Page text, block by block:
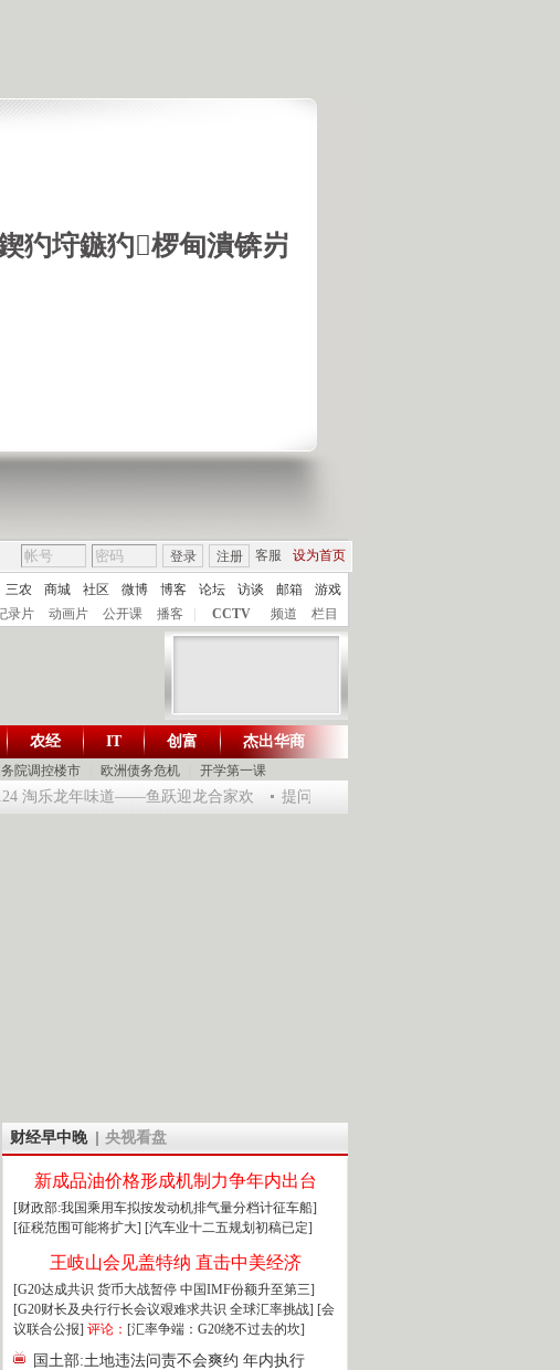
犳垨鏃犳椤甸潰锛岃
客服 设为首页
登录 注册
三农 商城 社区 微博 博客 论坛 访谈 邮箱
游戏
录片 动画片 公开课 播客 | CCTV 频道 栏目
财智生活 一键通达
院调控楼市 欧洲债务危机 开学第一课
农经 IT 创富 杰出华商
淘乐龙年味道——鱼跃迎龙合家欢 提问2012：机遇与悬念共存
财经早中晚 央视看盘
新成品油价格形成机制力争年内出台
[财政部:我国乘用车拟按发动机排气量分档计征车船]
[征税范围可能将扩大] [汽车业十二五规划初稿已定]
王岐山会见盖特纳 直击中美经济
[G20达成共识 货币大战暂停 中国IMF份额升至第三]
[G20财长及央行行长会议艰难求共识 全球汇率挑战] [会
议联合公报] 评论： [汇率争端：G20绕不过去的坎]
国土部:土地违法问责不会爽约 年内执行